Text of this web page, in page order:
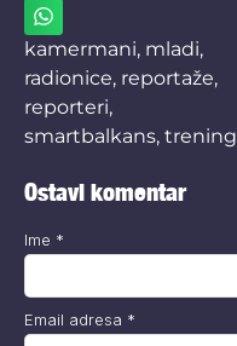
kamermani, mladi,
radionice, reportaže,
reporteri,
smartbalkans, trening
Ostavi komentar
Ime *
Email adresa *